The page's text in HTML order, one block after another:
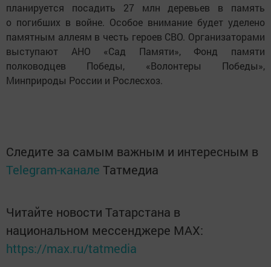
планируется посадить 27 млн деревьев в память
о погибших в войне. Особое внимание будет уделено
памятным аллеям в честь героев СВО. Организаторами
выступают АНО «Сад Памяти», Фонд памяти
полководцев Победы, «Волонтеры Победы»,
Минприроды России и Рослесхоз.
Следите за самым важным и интересным в
Telegram-канале Татмедиа
Читайте новости Татарстана в
национальном мессенджере MАХ:
https://max.ru/tatmedia